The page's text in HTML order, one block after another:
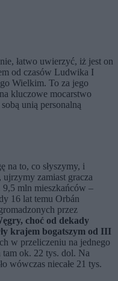
łatwo uwierzyć, iż jest on
od czasów Ludwika I
Wielkim. To za jego
kluczowe mocarstwo
unią personalną
na to, co słyszymy, i
zamiast gracza
mln mieszkańców –
16 lat temu Orbán
przez
choć od dekady
krajem bogatszym od III
w przeliczeniu na jednego
tam ok. 22 tys. dol. Na
wówczas niecałe 21 tys.